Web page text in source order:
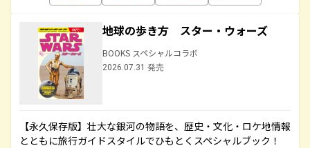
地球の歩き方 スター・ウォーズ
BOOKS スペシャルコラボ
2026.07.31 発売
【永久保存版】壮大な銀河の物語を、歴史・文化・ロケ地情報
とともに旅行ガイドスタイルでひもとくスペシャルブック！